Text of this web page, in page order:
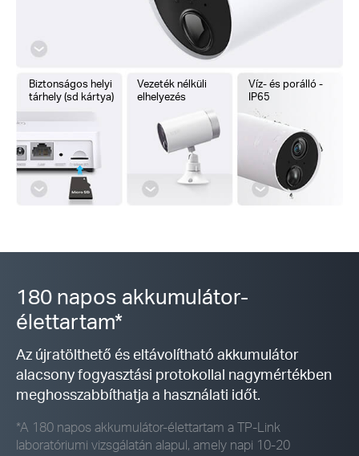
Biztonságos helyi
tárhely (sd kártya)
Vezeték nélküli
elhelyezés
Víz- és porálló -
IP65
180 napos akkumulátor-
élettartam*
Az újratölthető és eltávolítható akkumulátor
alacsony fogyasztási protokollal nagymértékben
meghosszabbíthatja a használati időt.
*A 180 napos akkumulátor-élettartam a TP-Link
laboratóriumi vizsgálatán alapul, amely napi 10-20